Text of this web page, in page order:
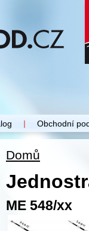
Obchodní
Domů
ME 548/xx